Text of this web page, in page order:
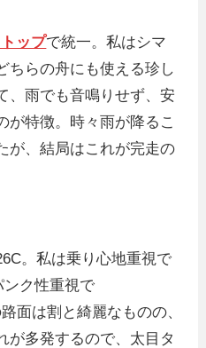
ップで統一。私はシマ
ちらの舟にも使える珍し
、雨でも音鳴りせず、安
が特徴。時々雨が降るこ
が、結局はこれが完走の
。私は乗り心地重視で
ンク性重視で
面は割と綺麗なものの、
が多発するので、太目タ